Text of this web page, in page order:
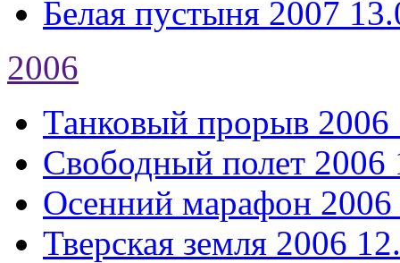
Белая пустыня 2007
2006
Танковый прорыв 2006
Свободный полет 2006
Осенний марафон 2006
Тверская земля 2006